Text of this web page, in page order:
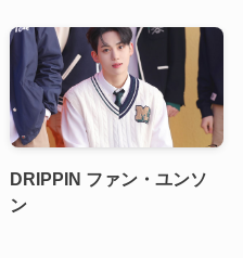
DRIPPIN ファン・ユンソ
ン